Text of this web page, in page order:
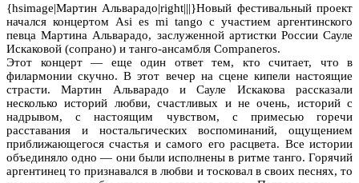
{hsimage|Мартин Альварадо|right|||}Новый фестивальный проект
начался концертом Asi es mi tango с участием аргентинского
певца Мартина Альварадо, заслуженной артистки России Сауле
Искаковой (сопрано) и танго-ансамбля Companeros.
Этот концерт — еще один ответ тем, кто считает, что в
филармонии скучно. В этот вечер на сцене кипели настоящие
страсти. Мартин Альварадо и Сауле Искакова рассказали
несколько историй любви, счастливых и не очень, историй с
надрывом, с настоящим чувством, с примесью горечи
расставания и ностальгических воспоминаний, ощущением
приближающегося счастья и самого его расцвета. Все истории
объединяло одно — они были исполнены в ритме танго. Горячий
аргентинец то признавался в любви и тосковал в своих песнях, то